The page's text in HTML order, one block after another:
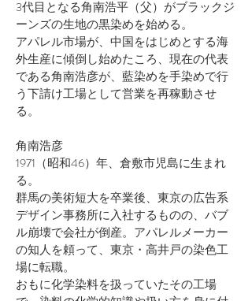
3代目となる角南浩平（父）がブラックジ
ーンズの生地の黒染めを始める。
アパレル市場が、中国をはじめとする海
外生産に傾倒し始めたころ、現在の代表
である角南浩彦が、藍染めを手染めで行
う下請け工場として営業を再稼動させ
る。
角南浩彦
1971（昭和46）年、倉敷市児島に生まれ
る。
群馬の美術短大を卒業後、東京の広告系
デザイン事務所に入社するものの、バブ
ル崩壊で会社が倒産。アパレルメーカー
の知人を頼って、東京・高井戸の染色工
場に転職。
おもに化学染料を扱っていたその工場